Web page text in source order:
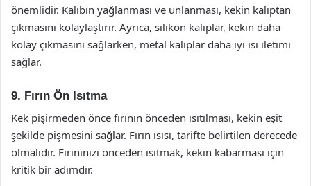
önemlidir. Kalıbın yağlanması ve unlanması, kekin kalıptan
çıkmasını kolaylaştırır. Ayrıca, silikon kalıplar, kekin daha
kolay çıkmasını sağlarken, metal kalıplar daha iyi ısı iletimi
sağlar.
9. Fırın Ön Isıtma
Kek pişirmeden önce fırının önceden ısıtılması, kekin eşit
şekilde pişmesini sağlar. Fırın ısısı, tarifte belirtilen derecede
olmalıdır. Fırınınızı önceden ısıtmak, kekin kabarması için
kritik bir adımdır.